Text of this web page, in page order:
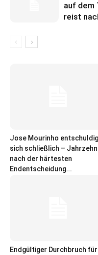
auf dem
reist
Jose Mourinho
sich schließlich –
nach der härtesten
Endentscheidung...
Endgültiger Durchbruch für